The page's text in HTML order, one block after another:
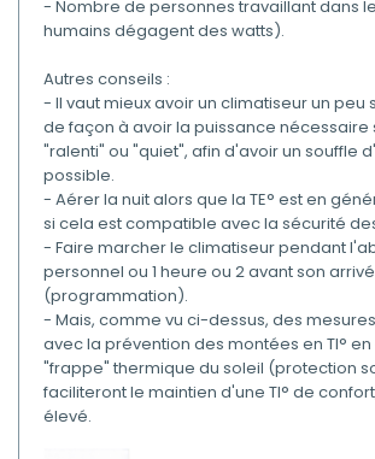
- Nombre de personnes travaillant dans
humains dégagent des watts).
Autres conseils :
- Il vaut mieux avoir un climatiseur un peu
de façon à avoir la puissance nécessaire
"ralenti" ou "quiet", afin d'avoir un souffle
possible.
- Aérer la nuit alors que la TE° est en
si cela est compatible avec la sécurité
- Faire marcher le climatiseur pendant
personnel ou 1 heure ou 2 avant son
(programmation).
- Mais, comme vu ci-dessus, des
avec la prévention des montées en TI°
"frappe" thermique du soleil (protection
faciliteront le maintien d'une TI° de
élevé.